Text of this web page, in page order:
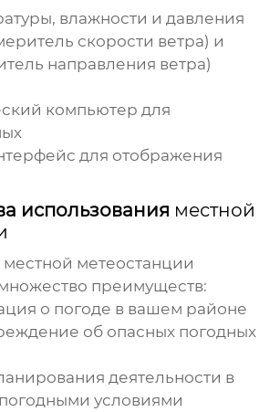
влажности и давления
скорости ветра) и
направления ветра)
компьютер для
для отображения
использования местной
местной метеостанции
преимуществ:
о погоде в вашем районе
об опасных погодных
деятельности в
условиями